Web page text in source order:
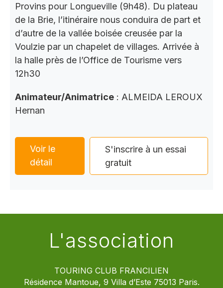
Provins pour Longueville (9h48). Du plateau
de la Brie, l’itinéraire nous conduira de part et
d’autre de la vallée boisée creusée par la
Voulzie par un chapelet de villages. Arrivée à
la halle près de l’Office de Tourisme vers
12h30
Animateur/Animatrice : ALMEIDA LEROUX
Hernan
Voir le
détail
S'inscrire à un essai
gratuit
L'association
TOURING CLUB FRANCILIEN
Résidence Mantoue, 9 Villa d’Este 75013 Paris.